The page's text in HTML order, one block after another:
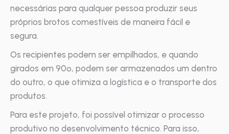
necessárias para qualquer pessoa produzir seus
próprios brotos comestíveis de maneira fácil e
segura.
Os recipientes podem ser empilhados, e quando
girados em 90º, podem ser armazenados um dentro
do outro, o que otimiza a logística e o transporte dos
produtos.
Para este projeto, foi possível otimizar o processo
produtivo no desenvolvimento técnico. Para isso,